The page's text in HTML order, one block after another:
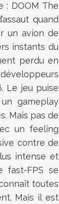
DOOM The
quand
un avion de
instants du
perdu en
Le jeu puise
gameplay
Mais pas de
un feeling
contre de
intense et
fast-FPS se
toutes
Mais il est